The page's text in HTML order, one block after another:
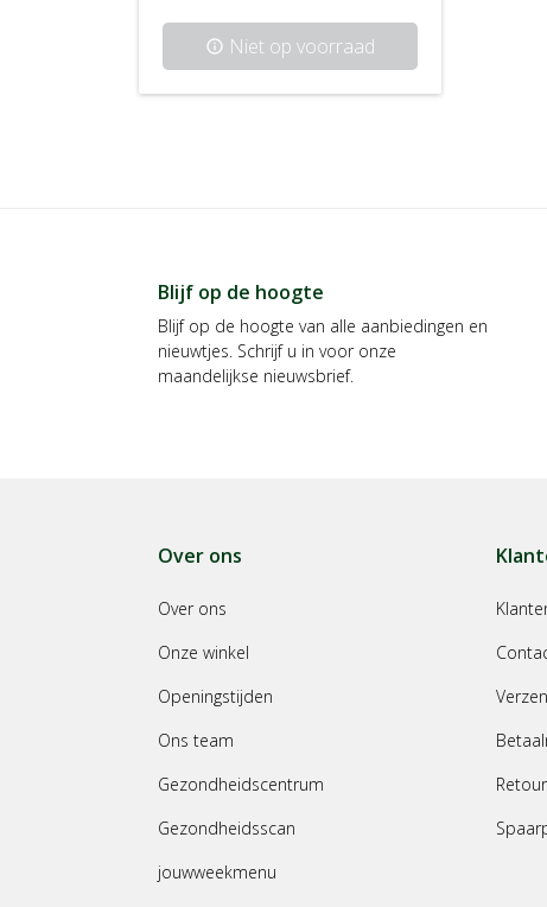
info Niet op voorraad
Blijf op de hoogte
Blijf op de hoogte van alle aanbiedingen en
nieuwtjes. Schrijf u in voor onze
maandelijkse nieuwsbrief.
Over ons
Over ons
Onze winkel
Openingstijden
Ons team
Gezondheidscentrum
Gezondheidsscan
jouwweekmenu